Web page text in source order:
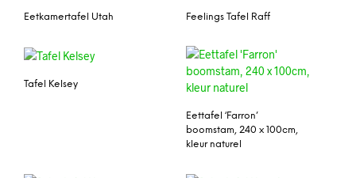
Eetkamertafel Utah Feelings Tafel Raff
Tafel Kelsey
Eettafel ‘Farron’
boomstam, 240 x 100cm,
kleur naturel